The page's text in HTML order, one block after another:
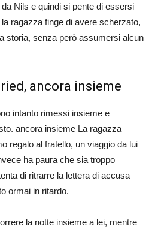
Nils e quindi si pente di essersi
ragazza finge di avere scherzato,
storia, senza però assumersi alcun
ancora insieme
intanto rimessi insieme e
ancora insieme La ragazza
regalo al fratello, un viaggio da lui
ha paura che sia troppo
di ritrarre la lettera di accusa
ormai in ritardo.
la notte insieme a lei, mentre